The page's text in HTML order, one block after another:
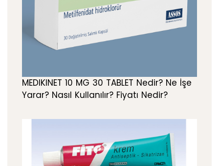
MEDIKINET 10 MG 30 TABLET Nedir? Ne İşe
Yarar? Nasıl Kullanılır? Fiyatı Nedir?